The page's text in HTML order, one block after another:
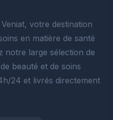
votre destination
en matière de santé
notre large sélection de
beauté et de soins
24 et livrés directement